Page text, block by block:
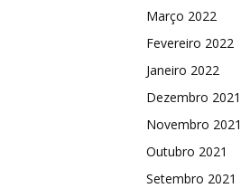
Março 2022
Fevereiro 2022
Janeiro 2022
Dezembro 2021
Novembro 2021
Outubro 2021
Setembro 2021